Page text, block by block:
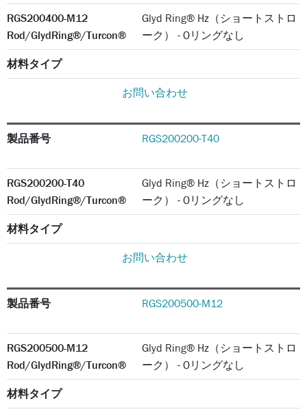
RGS200400-M12
Rod/GlydRing®/Turcon®
Glyd Ring® Hz（ショートストロ
ーク） - Oリングなし
材料タイプ
お問い合わせ
製品番号 RGS200200-T40
RGS200200-T40
Rod/GlydRing®/Turcon®
Glyd Ring® Hz（ショートストロ
ーク） - Oリングなし
材料タイプ
お問い合わせ
製品番号 RGS200500-M12
RGS200500-M12
Rod/GlydRing®/Turcon®
Glyd Ring® Hz（ショートストロ
ーク） - Oリングなし
材料タイプ